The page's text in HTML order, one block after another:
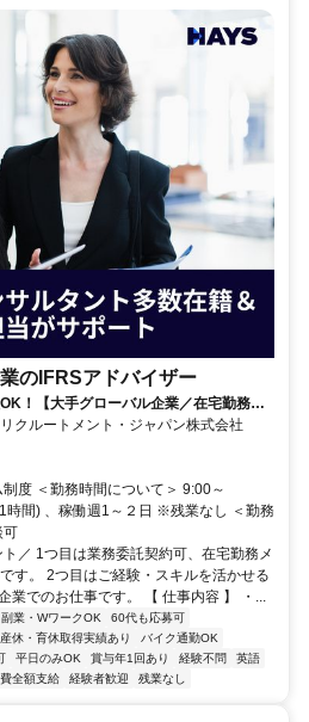
のIFRSアドバイザー
！【大手グローバル企業／在宅勤務メ
バイザー
クルートメント・ジャパン株式会社
度 ＜勤務時間について＞ 9:00～
時間) 、稼働週1～２日 ※残業なし ＜勤務
可
／ 1つ目は業務委託契約可、在宅勤務メ
す。 2つ目はご経験・スキルを活かせる
業でのお仕事です。 【 仕事内容 】 ・...
副業・WワークOK
60代も応募可
産休・育休取得実績あり
バイク通勤OK
平日のみOK 賞与年1回あり 経験不問
英語
全額支給 経験者歓迎 残業なし